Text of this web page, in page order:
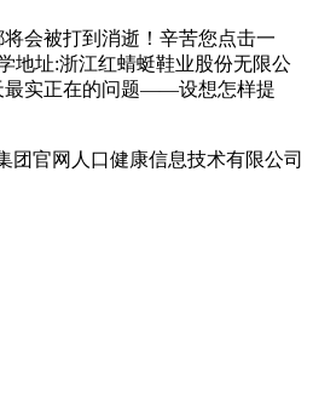
会被打到消逝！辛苦您点击一
地址:浙江红蜻蜓鞋业股份无限公
最实正在的问题——设想怎样提
团官网人口健康信息技术有限公司